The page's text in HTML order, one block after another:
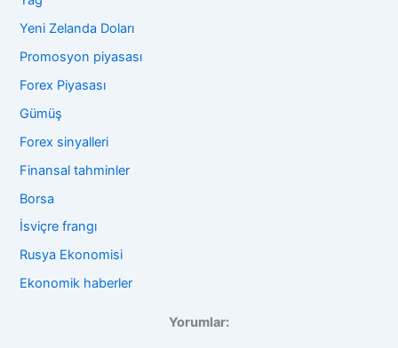
Yeni Zelanda Doları
Promosyon piyasası
Forex Piyasası
Gümüş
Forex sinyalleri
Finansal tahminler
Borsa
İsviçre frangı
Rusya Ekonomisi
Ekonomik haberler
Yorumlar: